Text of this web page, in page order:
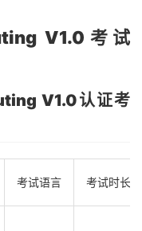
V1.0考试
V1.0认证考
考试语言 考试时长